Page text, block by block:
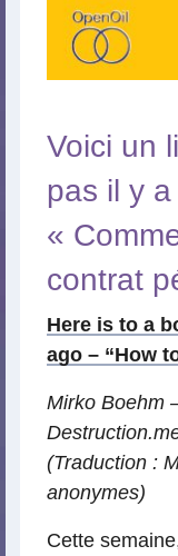
Voici un
pas il y
«
contrat
Here is to a
ago – “How
Mirko Boehm
(Traduction :
anonymes)
Cette